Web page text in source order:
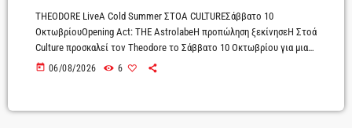
THEODORE LiveA Cold Summer ΣΤΟΑ CULTUREΣάββατο 10
ΟκτωβρίουOpening Act: TΗΕ AstrolabeΗ προπώληση ξεκίνησεΗ Στοά
Culture προσκαλεί τον Theodore το Σάββατο 10 Οκτωβρίου για μια
concept συναυλία ειδικά σχεδιασμένη για τον χώρο, με τίτλο A Cold
μπάντα του και special guests. Δεν πρόκειται για μια συνηθισμένη
today 06/08/2026 6